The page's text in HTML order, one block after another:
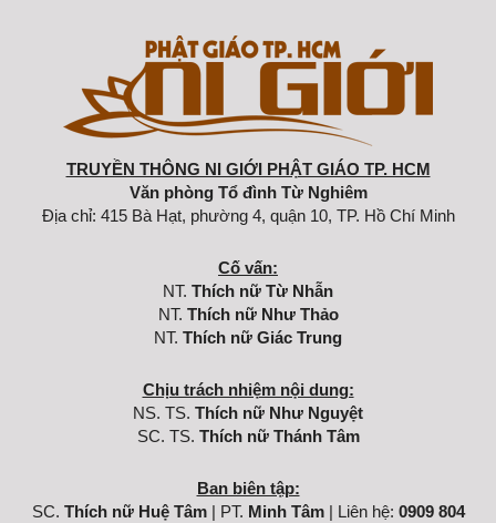
TRUYỀN THÔNG NI GIỚI PHẬT GIÁO TP. HCM
Văn phòng Tổ đình Từ Nghiêm
Địa chỉ: 415 Bà Hạt, phường 4, quận 10, TP. Hồ Chí Minh
Cố vấn:
NT. Thích nữ Từ Nhẫn
NT. Thích nữ Như Thảo
NT. Thích nữ Giác Trung
Chịu trách nhiệm nội dung:
NS. TS. Thích nữ Như Nguyệt
SC. TS. Thích nữ Thánh Tâm
Ban biên tập:
SC. Thích nữ Huệ Tâm| PT. Minh Tâm| Liên hệ: 0909 804